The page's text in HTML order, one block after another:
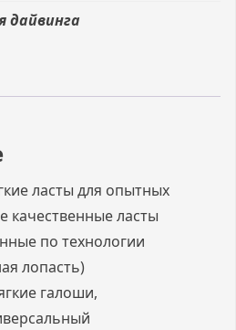
дайвинга
ласты для опытных
качественные ласты
по технологии
лопасть)
галоши,